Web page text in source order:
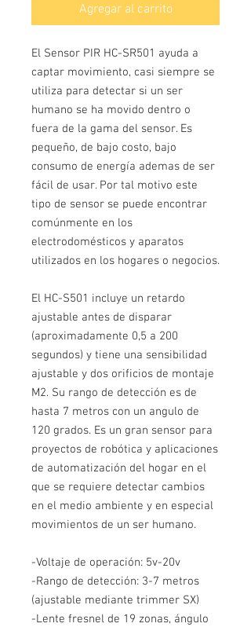
Agregar al carrito
El Sensor PIR HC-SR501 ayuda a
captar movimiento, casi siempre se
utiliza para detectar si un ser
humano se ha movido dentro o
fuera de la gama del sensor. Es
pequeño, de bajo costo, bajo
consumo de energía ademas de ser
fácil de usar. Por tal motivo este
tipo de sensor se puede encontrar
comúnmente en los
electrodomésticos y aparatos
utilizados en los hogares o negocios.
El HC-S501 incluye un retardo
ajustable antes de disparar
(aproximadamente 0,5 a 200
segundos) y tiene una sensibilidad
ajustable y dos orificios de montaje
M2. Su rango de detección es de
hasta 7 metros con un angulo de
120 grados. Es un gran sensor para
proyectos de robótica y aplicaciones
de automatización del hogar en el
que se requiere detectar cambios
en el medio ambiente y en especial
movimientos de un ser humano.
-Voltaje de operación: 5v-20v
-Rango de detección: 3-7 metros
(ajustable mediante trimmer SX)
-Lente fresnel de 19 zonas, ángulo